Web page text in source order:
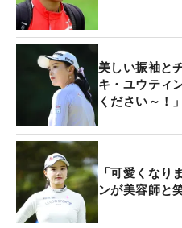
美しい振袖と
キ・ユウティ
ください～！」
「可愛くな
ンが美容師と